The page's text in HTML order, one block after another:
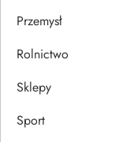
Przemysł
Rolnictwo
Sklepy
Sport